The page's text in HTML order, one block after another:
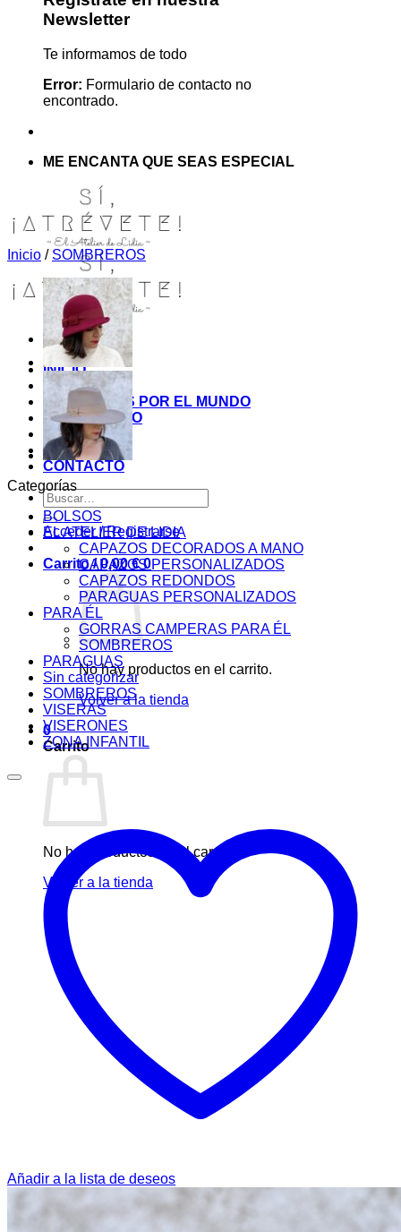
Newsletter
Te informamos de todo
Error: Formulario de contacto no
encontrado.
ME ENCANTA QUE SEAS ESPECIAL
INICIO
TIENDA
MIS COSITAS POR EL MUNDO
EL COMIENZO
BLOG
PAGOS
CONTACTO
Buscar
por:
Acceder / Registrarse
Carrito /0,00€ 0
No hay productos en el carrito.
Volver a la tienda
0
Carrito
No hay productos en el carrito.
Volver a la tienda
Inicio / SOMBREROS
Categorías
BOLSOS
EL ATELIER DE LIDIA
CAPAZOS DECORADOS A MANO
CAPAZOS PERSONALIZADOS
CAPAZOS REDONDOS
PARAGUAS PERSONALIZADOS
PARA ÉL
GORRAS CAMPERAS PARA ÉL
SOMBREROS
PARAGUAS
Sin categorizar
SOMBREROS
VISERAS
VISERONES
ZONA INFANTIL
Añadir a la lista de deseos